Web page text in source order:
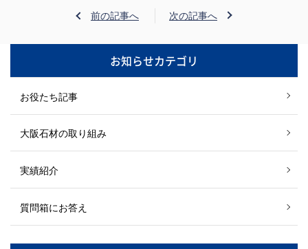
前の記事へ 次の記事へ
お知らせカテゴリ
お役たち記事
大阪石材の取り組み
実績紹介
質問箱にお答え